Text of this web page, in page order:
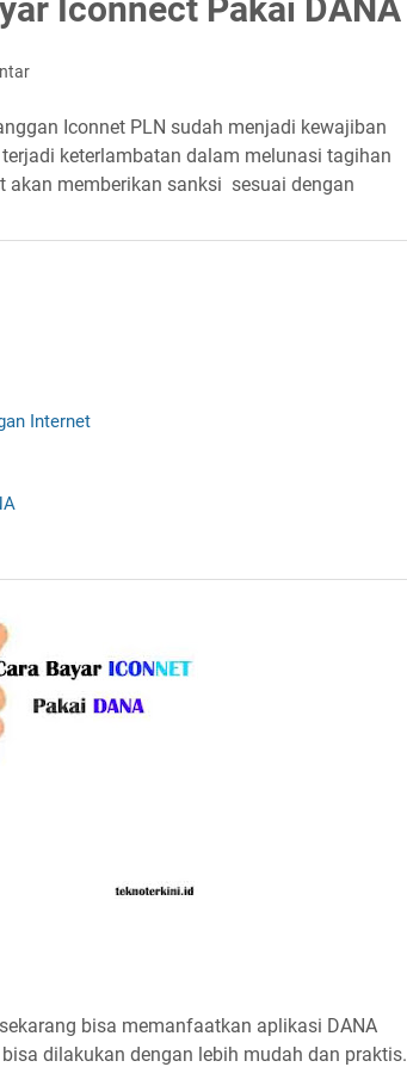
Iconnect Pakai DANA
Iconnet PLN sudah menjadi kewajiban
keterlambatan dalam melunasi tagihan
memberikan sanksi sesuai dengan
Internet
bisa memanfaatkan aplikasi DANA
dilakukan dengan lebih mudah dan praktis.